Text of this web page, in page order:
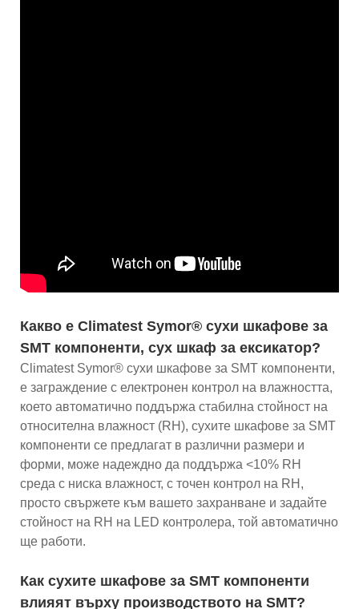
Какво е Climatest Symor® сухи шкафове за
SMT компоненти, сух шкаф за ексикатор?
Climatest Symor® сухи шкафове за SMT компоненти,
е заграждение с електронен контрол на влажността,
което автоматично поддържа стабилна стойност на
относителна влажност (RH), сухите шкафове за SMT
компоненти се предлагат в различни размери и
форми, може надеждно да поддържа <10% RH
среда с ниска влажност, с точен контрол на RH,
просто свържете към вашето захранване и задайте
стойност на RH на LED контролера, той автоматично
ще работи.
Как сухите шкафове за SMT компоненти
влияят върху производството на SMT?